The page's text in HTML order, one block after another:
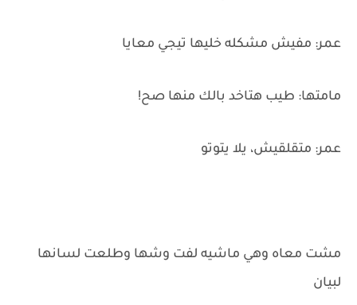
عمر: مفيش مشكله خليها تيجي معايا
مامتها: طيب هتاخد بالك منها صح!
عمر: متقلقيش، يلا يتوتو
مشت معاه وهي ماشيه لفت وشها وطلعت لسانها
لبيان